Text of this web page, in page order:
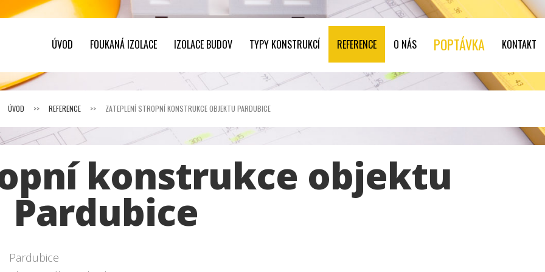
ÚVOD FOUKANÁ IZOLACE IZOLACE BUDOV TYPY KONSTRUKCÍ REFERENCE O NÁS POPTÁVKA KONTAKT
ÚVOD >> REFERENCE >> ZATEPLENÍ STROPNÍ KONSTRUKCE OBJEKTU PARDUBICE
konstrukce objektu
Pardubice
Pardubice